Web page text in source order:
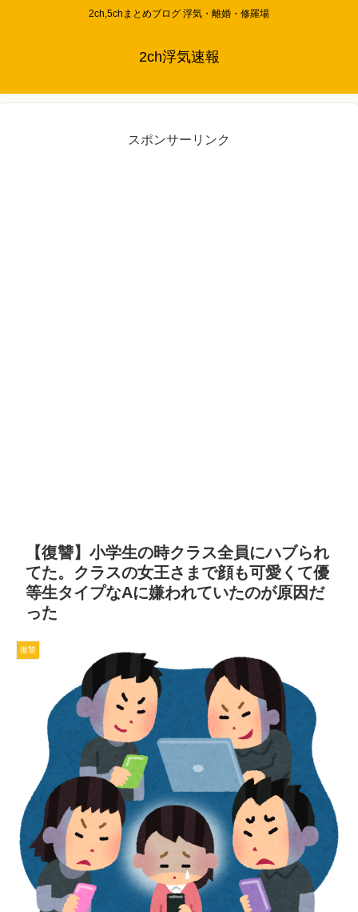
2ch,5chまとめブログ 浮気・離婚・修羅場
2ch浮気速報
スポンサーリンク
【復讐】小学生の時クラス全員にハブられ
てた。クラスの女王さまで顔も可愛くて優
等生タイプなAに嫌われていたのが原因だ
った
復讐